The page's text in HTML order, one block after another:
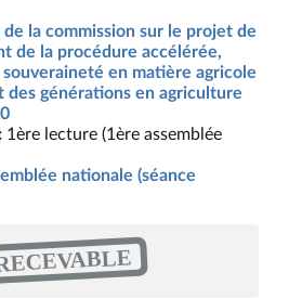
de la commission sur le projet de
de la procédure accélérée,
en matière agricole
générations en agriculture
1ère lecture (1ère assemblée
nationale (séance